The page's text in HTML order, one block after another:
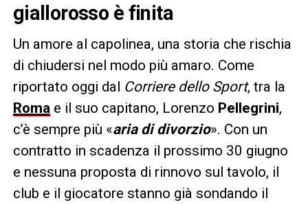
giallorosso è finita
Un amore al capolinea, una storia che rischia
di chiudersi nel modo più amaro. Come
riportato oggi dal Corriere dello Sport, tra la
Roma e il suo capitano, Lorenzo Pellegrini,
c’è sempre più «aria di divorzio». Con un
contratto in scadenza il prossimo 30 giugno
e nessuna proposta di rinnovo sul tavolo, il
club e il giocatore stanno già sondando il